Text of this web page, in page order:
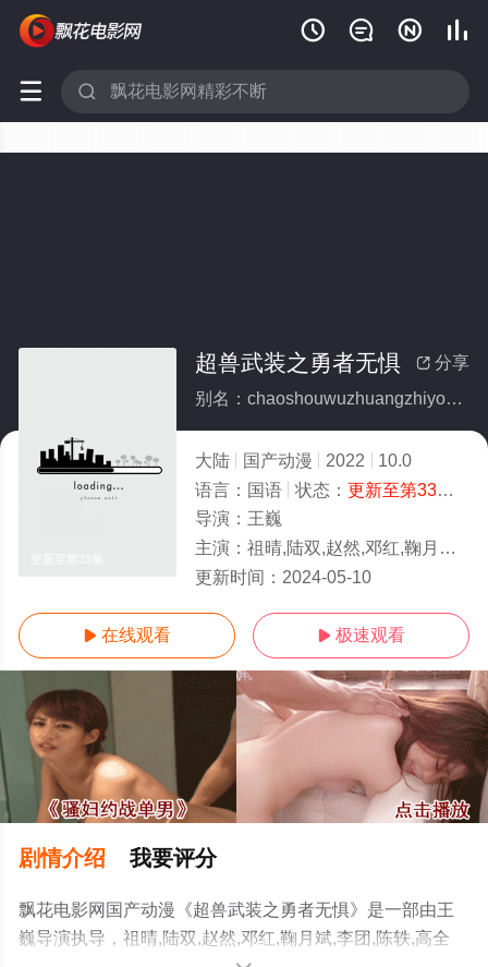
   
 
 分享
超兽武装之勇者无惧
别名：chaoshouwuzhuangzhiyongzhewuju
大陆 国产动漫 2022
10.0
语言： 国语 状态： 更新至第33集
导演： 王巍
主演： 祖晴,陆双,赵然,邓红,鞠月斌,李团,陈轶,高全胜,刘筱天,王巍
更新时间： 2024-05-10
 在线观看  极速观看
剧情介绍 我要评分
飘花电影网国产动漫《超兽武装之勇者无惧》是一部由王
巍导演执导，祖晴,陆双,赵然,邓红,鞠月斌,李团,陈轶,高全